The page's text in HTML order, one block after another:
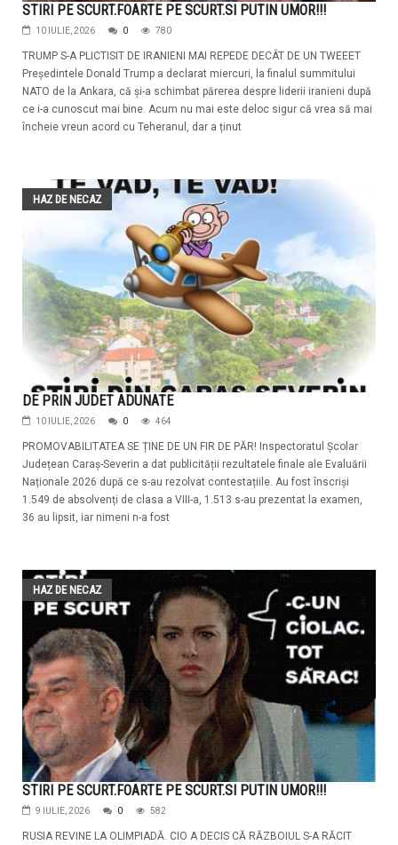
STIRI PE SCURT.FOARTE PE SCURT.SI PUTIN UMOR!!!
10 IULIE, 2026 0 780
TRUMP S-A PLICTISIT DE IRANIENI MAI REPEDE DECÂT DE UN TWEEET
Președintele Donald Trump a declarat miercuri, la finalul summitului
NATO de la Ankara, că și-a schimbat părerea despre liderii iranieni după
ce i-a cunoscut mai bine. Acum nu mai este deloc sigur că vrea să mai
încheie vreun acord cu Teheranul, dar a ținut
HAZ DE NECAZ
DE PRIN JUDET ADUNATE
10 IULIE, 2026 0 464
PROMOVABILITATEA SE ȚINE DE UN FIR DE PĂR! Inspectoratul Școlar
Județean Caraș-Severin a dat publicității rezultatele finale ale Evaluării
Naționale 2026 după ce s-au rezolvat contestațiile. Au fost înscriși
1.549 de absolvenți de clasa a VIII-a, 1.513 s-au prezentat la examen,
36 au lipsit, iar nimeni n-a fost
HAZ DE NECAZ
STIRI PE SCURT.FOARTE PE SCURT.SI PUTIN UMOR!!!
9 IULIE, 2026 0 582
RUSIA REVINE LA OLIMPIADĂ. CIO A DECIS CĂ RĂZBOIUL S-A RĂCIT